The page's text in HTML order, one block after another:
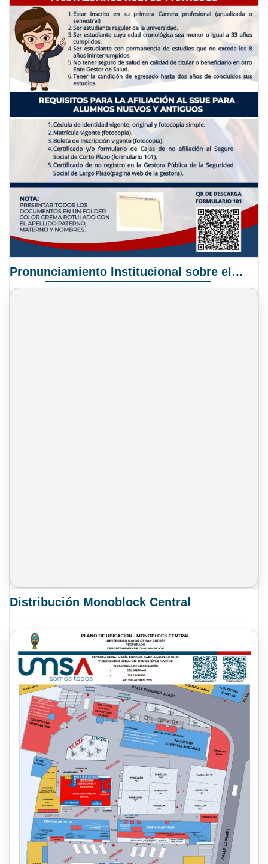
Pronunciamiento Institucional sobre el Proyecto de Ley N° 068/2025-2026 C.S.
Distribución Monoblock Central